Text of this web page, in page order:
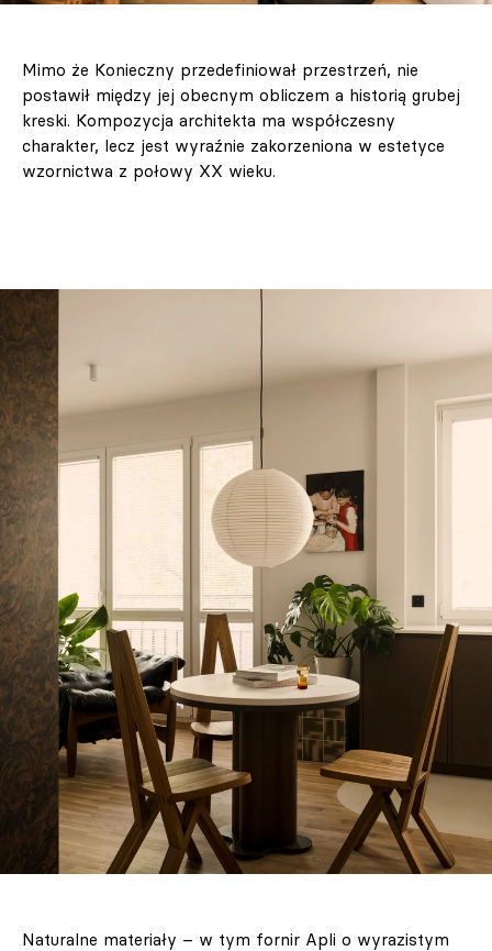
Mimo że Konieczny przedefiniował przestrzeń, nie
postawił między jej obecnym obliczem a historią grubej
kreski. Kompozycja architekta ma współczesny
charakter, lecz jest wyraźnie zakorzeniona w estetyce
wzornictwa z połowy XX wieku.
Naturalne materiały – w tym fornir Apli o wyrazistym